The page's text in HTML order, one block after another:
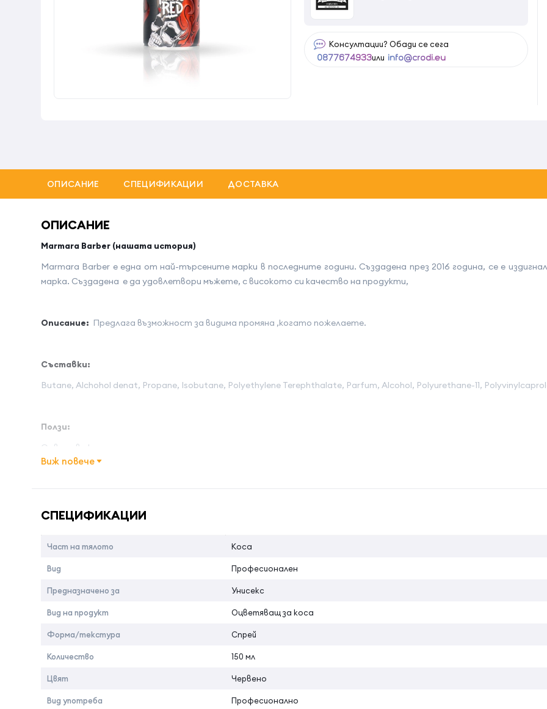
Консултации? Обади се сега
0877674933или info@crodi.eu
ОПИСАНИЕ СПЕЦИФИКАЦИИ ДОСТАВКА
ОПИСАНИЕ
Marmara Barber (нашата история)
Marmara Barber е една от най-търсените марки в последните години. Създадена през 2016 година, се е
марка. Създадена е да удовлетвори мъжете, с високото си качество на продукти,
Описание: Предлага възможност за видима промяна ,когато пожелаете.
Съставки:
Butane, Alchohol denat, Propane, Isobutane, Polyethylene Terephthalate, Parfum, Alcohol, Polyurethane-11,
Ползи:
Оцветява косата
Метален, бляскав завършек
Начин на употреба:
Разклатете добре, след което впръскайте от разстояние 15 см от корените, като държите вертикално
Страна на произход:
Виж повече
СПЕЦИФИКАЦИИ
Част на тялото Коса
Вид Професионален
Предназначено за Унисекс
Вид на продукт Оцветяващ за коса
Форма/текстура Спрей
Количество 150 мл
Цвят Червено
Вид употреба Професионално